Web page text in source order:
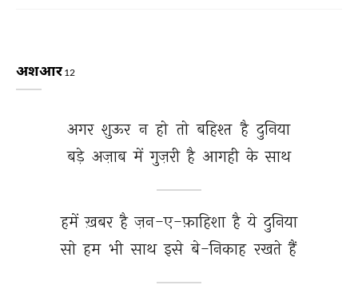
अशआर12
अगर शुऊर न हो तो बहिश्त है दुनिया
बड़े अज़ाब में गुज़री है आगही के साथ
हमें ख़बर है ज़न-ए-फ़ाहिशा है ये दुनिया
सो हम भी साथ इसे बे-निकाह रखते हैं